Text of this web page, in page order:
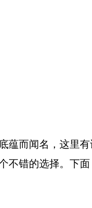
蕴而闻名，这里
不错的选择。下